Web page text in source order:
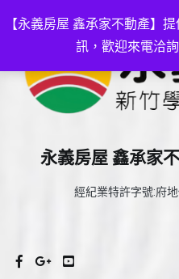
【永義房屋 鑫承家不動產】
訊，歡迎來電洽
永義房屋 鑫承家
經紀業特許字號:府